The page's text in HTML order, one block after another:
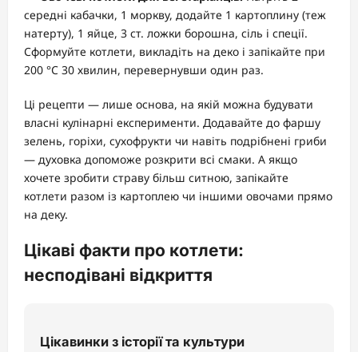
середні кабачки, 1 моркву, додайте 1 картоплину (теж
натерту), 1 яйце, 3 ст. ложки борошна, сіль і спеції.
Сформуйте котлети, викладіть на деко і запікайте при
200 °C 30 хвилин, перевернувши один раз.
Ці рецепти — лише основа, на якій можна будувати
власні кулінарні експерименти. Додавайте до фаршу
зелень, горіхи, сухофрукти чи навіть подрібнені гриби
— духовка допоможе розкрити всі смаки. А якщо
хочете зробити страву більш ситною, запікайте
котлети разом із картоплею чи іншими овочами прямо
на деку.
Цікаві факти про котлети:
несподівані відкриття
Цікавинки з історії та культури